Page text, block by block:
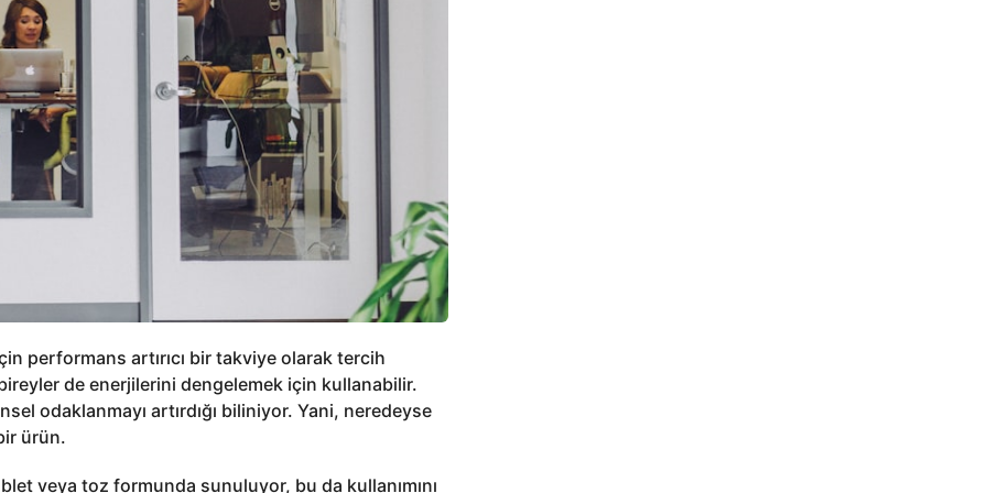
performans artırıcı bir takviye olarak tercih
de enerjilerini dengelemek için kullanabilir.
odaklanmayı artırdığı biliniyor. Yani, neredeyse
ürün.
veya toz formunda sunuluyor, bu da kullanımını